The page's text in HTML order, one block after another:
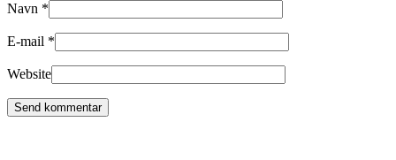
Navn *
E-mail *
Website